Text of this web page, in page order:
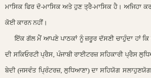
ਮਾਸਿਕ ਫਿਰ ਦੋ-ਮਾਸਿਕ ਅਤੇ ਹੁਣ ਤ੍ਰੈ-ਮਾਸਿਕ ਹੈ। ਅਜਿਹਾ
ਕੋਈ ਕਾਰਨ ਨਹੀਂ।
ਇੱਕ ਗੱਲ ਮੈਂ ਆਪਣੇ ਪਾਠਕਾਂ ਨੂੰ ਜ਼ਰੂਰ ਦੱਸਣੀ ਚਾਹੁੰਦਾ ਹਾਂ
ਦੀ ਸਕਿਓਰਟੀ ਪ੍ਰੈਸ, ਪੰਜਾਬੀ ਰਾਈਟਰਜ਼ ਸਹਿਕਾਰੀ ਪ੍ਰੈਸ
ਬੇਦੀ (ਜਸਵੰਤ ਪ੍ਰਿੰਟਰਜ਼, ਲੁਧਿਆਣਾ) ਦਾ ਸਹਿਯੋਗ